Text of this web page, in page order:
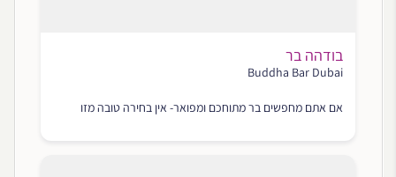
בודהה בר
Buddha Bar Dubai
אם אתם מחפשים בר מתוחכם ומפואר- אין בחירה טובה מזו